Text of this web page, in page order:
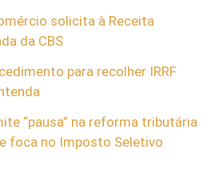
solicita à Receita
da CBS
para recolher IRRF
“pausa” na reforma tributária
foca no Imposto Seletivo